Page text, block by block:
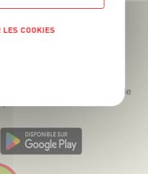
d’offres exclusives !
le tout dans une seule
!
LES COOKIES